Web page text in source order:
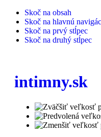
Skoč na obsah
Skoč na hlavnú
Skoč na prvý stĺpec
Skoč na druhý stĺpec
intimny.sk